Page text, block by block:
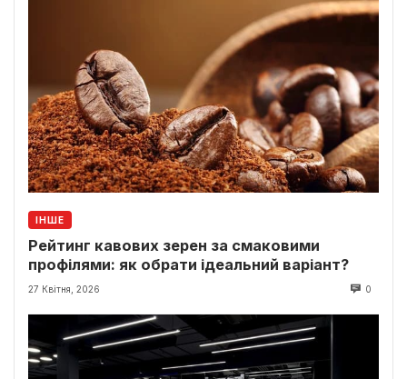
ІНШЕ
Рейтинг кавових зерен за смаковими
профілями: як обрати ідеальний варіант?
27 Квітня, 2026 0